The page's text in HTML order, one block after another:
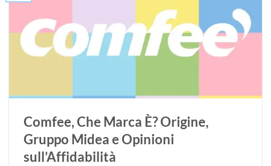
Comfee, Che Marca È? Origine,
Gruppo Midea e Opinioni
sull’Affidabilità